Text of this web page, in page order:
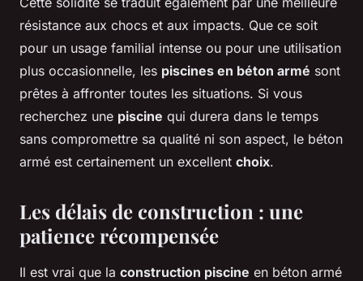
résistance aux chocs et aux impacts. Que ce soit
pour un usage familial intense ou pour une utilisation
plus occasionnelle, les piscines en béton armé sont
prêtes à affronter toutes les situations. Si vous
recherchez une piscine qui durera dans le temps
sans compromettre sa qualité ni son aspect, le béton
armé est certainement un excellent choix.
Les délais de construction : une
patience récompensée
Il est vrai que la construction piscine en béton armé